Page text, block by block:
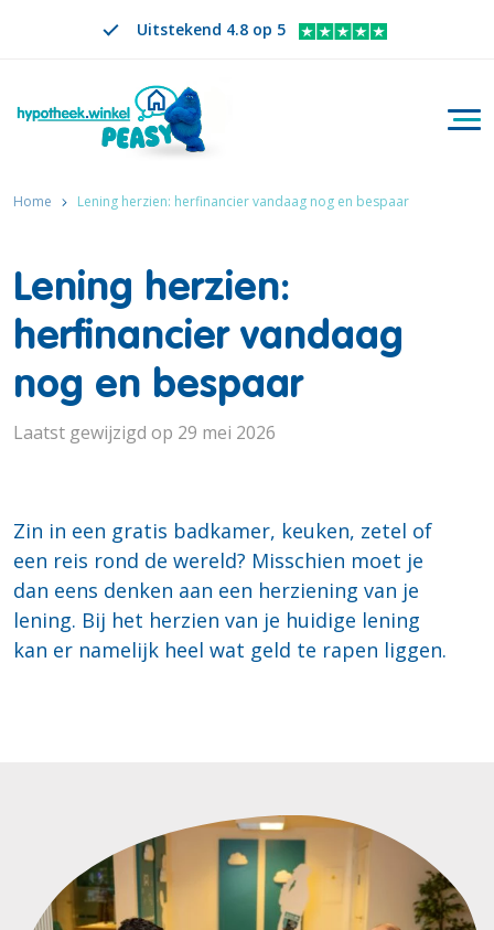
Uitstekend 4.8 op 5
Zoeken
VERANDER TAAL. GESELECTEERDE TAAL IS
NL
Home Lening herzien: herfinancier vandaag nog en bespaar
Lening herzien:
herfinancier vandaag
nog en bespaar
Laatst gewijzigd op 29 mei 2026
Zin in een gratis badkamer, keuken, zetel of
een reis rond de wereld? Misschien moet je
dan eens denken aan een herziening van je
lening. Bij het herzien van je huidige lening
kan er namelijk heel wat geld te rapen liggen.